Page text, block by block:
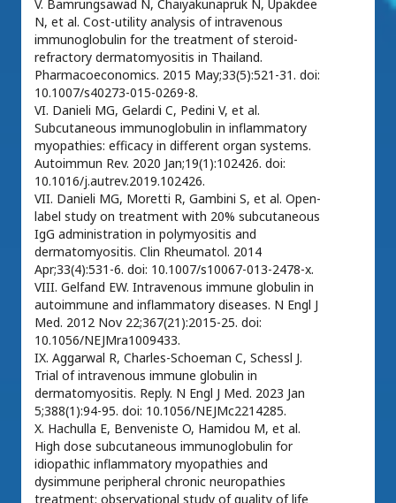
V. Bamrungsawad N, Chaiyakunapruk N, Upakdee
N, et al. Cost-utility analysis of intravenous
immunoglobulin for the treatment of steroid-
refractory dermatomyositis in Thailand.
Pharmacoeconomics. 2015 May;33(5):521-31. doi:
10.1007/s40273-015-0269-8.
VI. Danieli MG, Gelardi C, Pedini V, et al.
Subcutaneous immunoglobulin in inflammatory
myopathies: efficacy in different organ systems.
Autoimmun Rev. 2020 Jan;19(1):102426. doi:
10.1016/j.autrev.2019.102426.
VII. Danieli MG, Moretti R, Gambini S, et al. Open-
label study on treatment with 20% subcutaneous
IgG administration in polymyositis and
dermatomyositis. Clin Rheumatol. 2014
Apr;33(4):531-6. doi: 10.1007/s10067-013-2478-x.
VIII. Gelfand EW. Intravenous immune globulin in
autoimmune and inflammatory diseases. N Engl J
Med. 2012 Nov 22;367(21):2015-25. doi:
10.1056/NEJMra1009433.
IX. Aggarwal R, Charles-Schoeman C, Schessl J.
Trial of intravenous immune globulin in
dermatomyositis. Reply. N Engl J Med. 2023 Jan
5;388(1):94-95. doi: 10.1056/NEJMc2214285.
X. Hachulla E, Benveniste O, Hamidou M, et al.
High dose subcutaneous immunoglobulin for
idiopathic inflammatory myopathies and
dysimmune peripheral chronic neuropathies
treatment: observational study of quality of life